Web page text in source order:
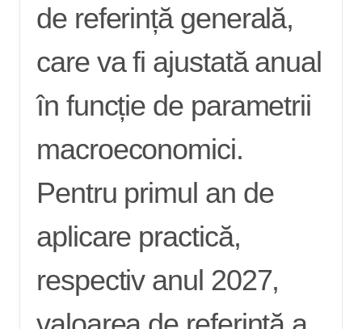
de referință generală,
care va fi ajustată anual
în funcție de parametrii
macroeconomici.
Pentru primul an de
aplicare practică,
respectiv anul 2027,